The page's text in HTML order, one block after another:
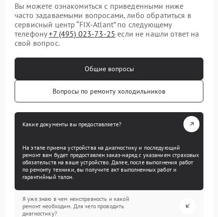
Вы можете ознакомиться с приведенными ниже
часто задаваемыми вопросами, либо обратиться в
сервисный центр “FIX-Atlant” по следующему
телефону+7 (495) 023-73-25 если не нашли ответ на
свой вопрос.
Общие вопросы
Вопросы по ремонту холодильников
Какие документы вы предоставляете?
На этапе приема устройства на диагностику и последующий
ремонт вам будет предоставлен заказ-наряд с указанием страховых
обязательств на ваше устройство. Далее, после выполнения работ
по ремонту техники, вы получите акт выполненных работ и
гарантийный талон.
Я уже знаю в чем неисправность и какой
ремонт необходим. Для чего проводить
диагностику?